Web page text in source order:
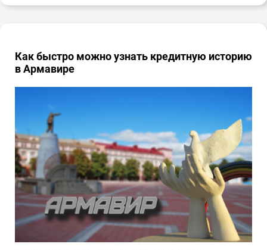
Как быстро можно узнать кредитную историю
в Армавире